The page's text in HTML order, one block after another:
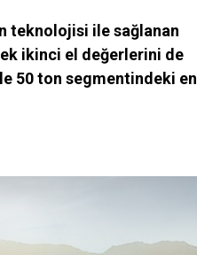
teknolojisi ile sağlanan
ikinci el değerlerini de
50 ton segmentindeki en